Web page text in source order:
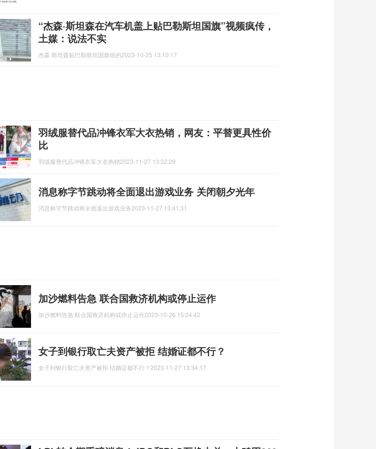
“杰森·斯坦森在汽车机盖上贴巴勒斯坦国旗”视频疯传，
土媒：说法不实
杰森·斯坦森贴巴勒斯坦国旗假的2023-10-25 13:10:17
羽绒服替代品冲锋衣军大衣热销，网友：平替更具性价
比
羽绒服替代品冲锋衣军大衣热销2023-11-27 13:32:29
消息称字节跳动将全面退出游戏业务 关闭朝夕光年
消息称字节跳动将全面退出游戏业务2023-11-27 13:41:31
加沙燃料告急 联合国救济机构或停止运作
加沙燃料告急 联合国救济机构或停止运作2023-10-26 15:04:42
女子到银行取亡夫资产被拒 结婚证都不行？
女子到银行取亡夫资产被拒 结婚证都不行？ 2023-11-27 13:34:17